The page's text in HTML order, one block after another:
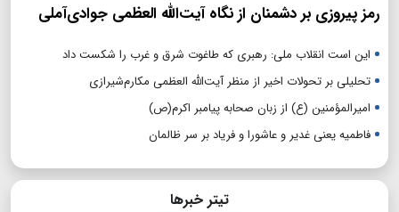
رمز پیروزی بر دشمنان از نگاه آیت‌الله العظمی جوادی‌آملی
این است انقلاب ملی: رهبری که طاغوت شرق و غرب را شکست داد
تحلیلی بر تحولات اخیر از منظر آیت‌الله العظمی مکارم‌شیرازی
امیرالمؤمنین (ع) از زبان صحابه پیامبر اکرم(ص)
فاطمیه یعنی غدیر و عاشورا و فریاد بر سر ظالمان
تیتر خبرها